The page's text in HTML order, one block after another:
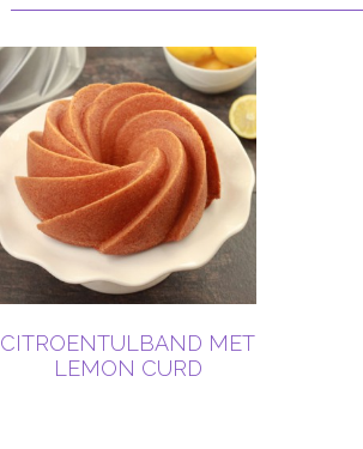
CITROENTULBAND MET
LEMON CURD